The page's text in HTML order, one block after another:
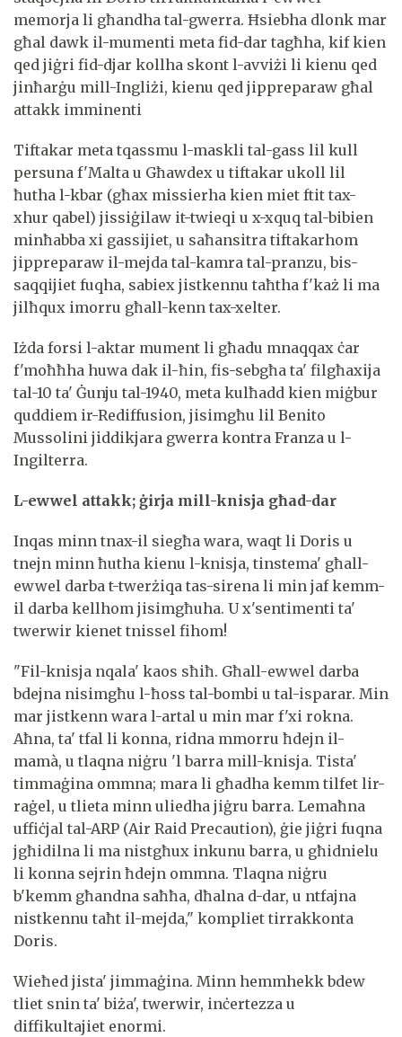
memorja li għandha tal-gwerra. Ħsiebha dlonk mar
għal dawk il-mumenti meta fid-dar tagħha, kif kien
qed jiġri fid-djar kollha skont l-avviżi li kienu qed
jinħarġu mill-Ingliżi, kienu qed jippreparaw għal
attakk imminenti
Tiftakar meta tqassmu l-maskli tal-gass lil kull
persuna f'Malta u Għawdex u tiftakar ukoll lil
ħutha l-kbar (għax missierha kien miet ftit tax-
xhur qabel) jissiġilaw it-twieqi u x-xquq tal-bibien
minħabba xi gassijiet, u saħansitra tiftakarhom
jippreparaw il-mejda tal-kamra tal-pranzu, bis-
saqqijiet fuqha, sabiex jistkennu taħtha f'każ li ma
jilħqux imorru għall-kenn tax-xelter.
Iżda forsi l-aktar mument li għadu mnaqqax ċar
f'moħħha huwa dak il-ħin, fis-sebgħa ta' filgħaxija
tal-10 ta' Ġunju tal-1940, meta kulħadd kien miġbur
quddiem ir-Rediffusion, jisimgħu lil Benito
Mussolini jiddikjara gwerra kontra Franza u l-
Ingilterra.
L-ewwel attakk; ġirja mill-knisja għad-dar
Inqas minn tnax-il siegħa wara, waqt li Doris u
tnejn minn ħutha kienu l-knisja, tinstema' għall-
ewwel darba t-twerżiqa tas-sirena li min jaf kemm-
il darba kellhom jisimgħuha. U x'sentimenti ta'
twerwir kienet tnissel fihom!
"Fil-knisja nqala' kaos sħiħ. Għall-ewwel darba
bdejna nisimgħu l-ħoss tal-bombi u tal-isparar. Min
mar jistkenn wara l-artal u min mar f'xi rokna.
Aħna, ta' tfal li konna, ridna mmorru ħdejn il-
mamà, u tlaqna niġru 'l barra mill-knisja. Tista'
timmaġina ommna; mara li għadha kemm tilfet lir-
raġel, u tlieta minn uliedha jiġru barra. Lemaħna
uffiċjal tal-ARP (Air Raid Precaution), ġie jiġri fuqna
jgħidilna li ma nistgħux inkunu barra, u għidnielu
li konna sejrin ħdejn ommna. Tlaqna niġru
b'kemm għandna saħħa, dħalna d-dar, u ntfajna
nistkennu taħt il-mejda," kompliet tirrakkonta
Doris.
Wieħed jista' jimmaġina. Minn hemmhekk bdew
tliet snin ta' biża', twerwir, inċertezza u
diffikultajiet enormi.